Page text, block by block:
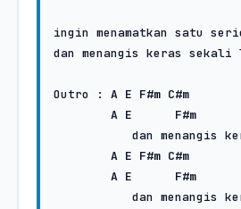
ingin menamatkan satu
dan menangis keras
Outro : A E F#m C#m
A E F#m
A E F#m C#m
A E F#m